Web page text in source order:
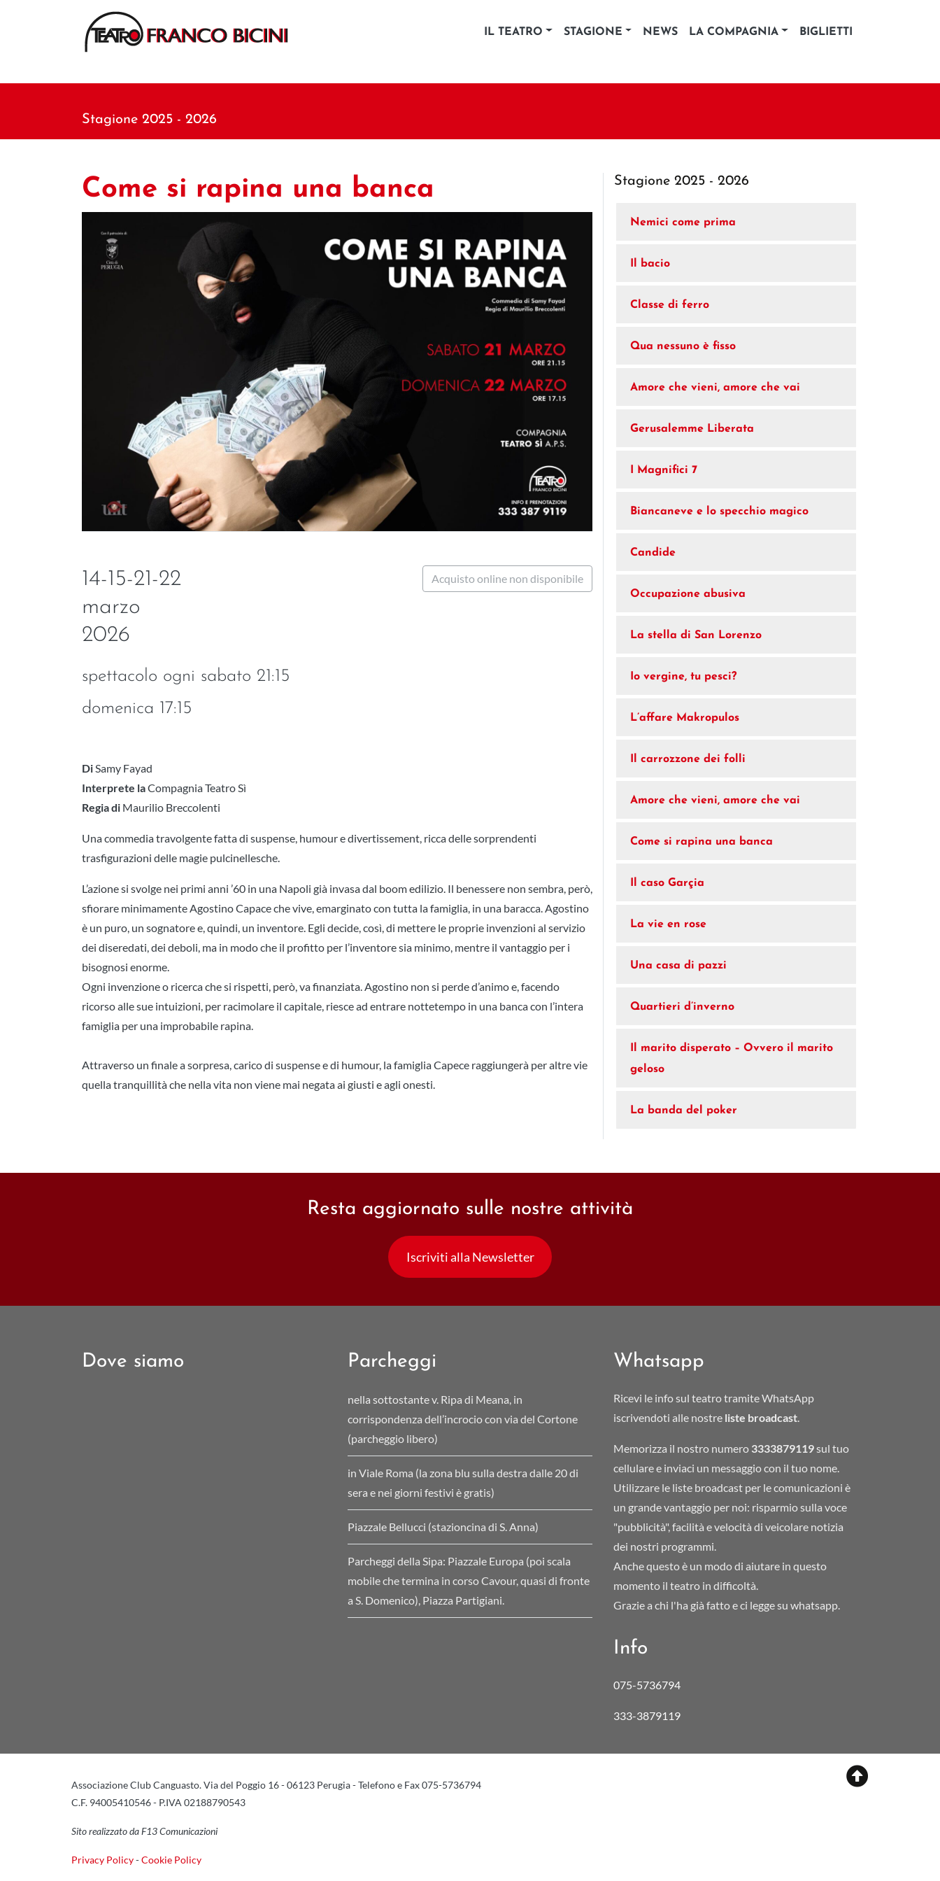
IL TEATRO STAGIONE NEWS LA COMPAGNIA BIGLIETTI
Stagione 2025 - 2026
Come si rapina una banca
14-15-21-22
marzo
2026
spettacolo ogni sabato 21:15
domenica 17:15
Acquisto online non disponibile
DiSamy Fayad
Interprete laCompagnia Teatro Sì
Regia di Maurilio Breccolenti
Una commedia travolgente fatta di suspense, humour e divertissement, ricca delle sorprendenti
trasfigurazioni delle magie pulcinellesche.
L’azione si svolge nei primi anni ’60 in una Napoli già invasa dal boom edilizio. Il benessere non sembra, però,
sfiorare minimamente Agostino Capace che vive, emarginato con tutta la famiglia, in una baracca. Agostino
è un puro, un sognatore e, quindi, un inventore. Egli decide, così, di mettere le proprie invenzioni al servizio
dei diseredati, dei deboli, ma in modo che il profitto per l’inventore sia minimo, mentre il vantaggio per i
bisognosi enorme.
Ogni invenzione o ricerca che si rispetti, però, va finanziata. Agostino non si perde d’animo e, facendo
ricorso alle sue intuizioni, per racimolare il capitale, riesce ad entrare nottetempo in una banca con l’intera
famiglia per una improbabile rapina.
Attraverso un finale a sorpresa, carico di suspense e di humour, la famiglia Capece raggiungerà per altre vie
quella tranquillità che nella vita non viene mai negata ai giusti e agli onesti.
Stagione 2025 - 2026
Nemici come prima
Il bacio
Classe di ferro
Qua nessuno è fisso
Amore che vieni, amore che vai
Gerusalemme Liberata
I Magnifici 7
Biancaneve e lo specchio magico
Candide
Occupazione abusiva
La stella di San Lorenzo
Io vergine, tu pesci?
L’affare Makropulos
Il carrozzone dei folli
Amore che vieni, amore che vai
Come si rapina una banca
Il caso Garçia
La vie en rose
Una casa di pazzi
Quartieri d’inverno
Il marito disperato – Ovvero il marito
geloso
La banda del poker
Resta aggiornato sulle nostre attività
Iscriviti alla Newsletter
Dove siamo Parcheggi
nella sottostante v. Ripa di Meana, in
corrispondenza dell’incrocio con via del Cortone
(parcheggio libero)
in Viale Roma (la zona blu sulla destra dalle 20 di
sera e nei giorni festivi è gratis)
Piazzale Bellucci (stazioncina di S. Anna)
Parcheggi della Sipa: Piazzale Europa (poi scala
mobile che termina in corso Cavour, quasi di fronte
a S. Domenico), Piazza Partigiani.
Whatsapp
Ricevi le info sul teatro tramite WhatsApp
iscrivendoti alle nostre liste broadcast.
Memorizza il nostro numero 3333879119sul tuo
cellulare e inviaci un messaggio con il tuo nome.
Utilizzare le liste broadcast per le comunicazioni è
un grande vantaggio per noi: risparmio sulla voce
"pubblicità", facilità e velocità di veicolare notizia
dei nostri programmi.
Anche questo è un modo di aiutare in questo
momento il teatro in difficoltà.
Grazie a chi l'ha già fatto e ci legge su whatsapp.
Info
075-5736794
333-3879119
Associazione Club Canguasto. Via del Poggio 16 - 06123 Perugia - Telefono e Fax 075-5736794
C.F. 94005410546 - P.IVA 02188790543
Sito realizzato da F13 Comunicazioni
Privacy Policy-Cookie Policy